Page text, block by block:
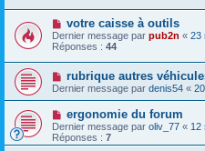
votre caisse à outils
Dernier message par pub2n « 23
Réponses : 44
rubrique autres
Dernier message par denis54 «
ergonomie du forum
Dernier message par oliv_77 « 12
Réponses : 7